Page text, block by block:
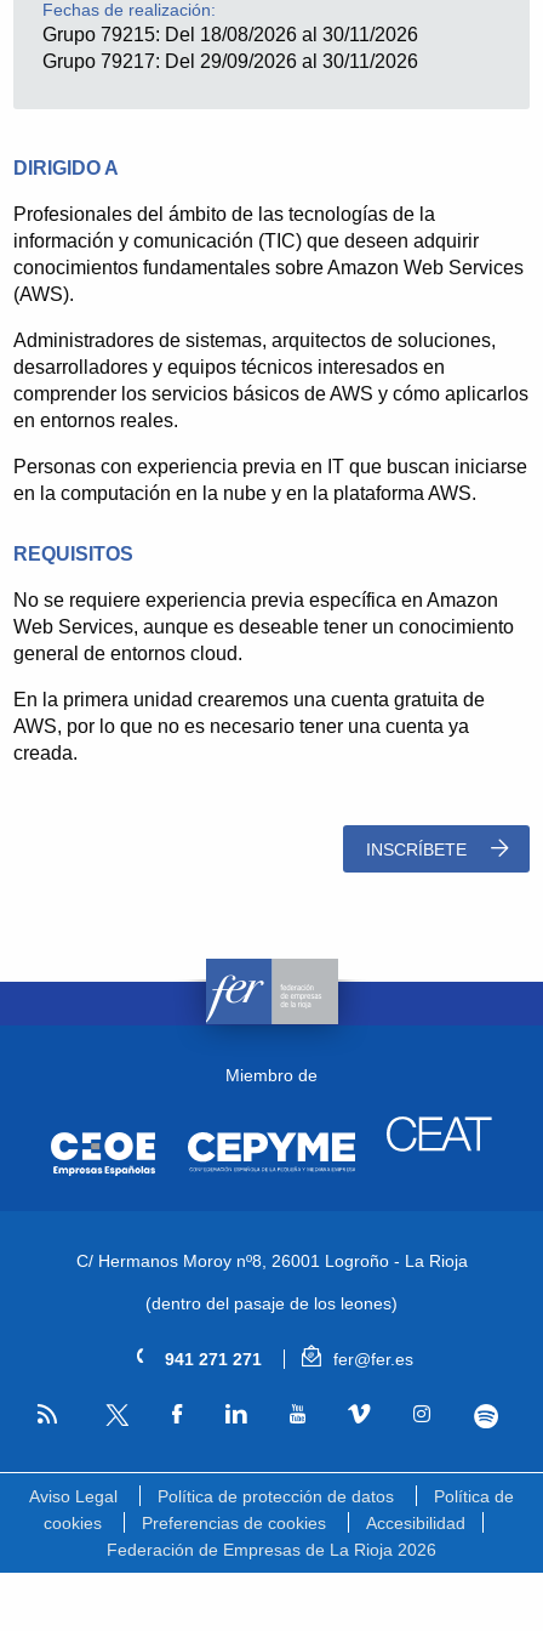
Consultoras de Formación, Organizaciones
empresariales, empresas privadas, etc.
Fechas de realización:
Grupo 79215: Del 18/08/2026 al 30/11/2026
Grupo 79217: Del 29/09/2026 al 30/11/2026
DIRIGIDO A
Profesionales del ámbito de las tecnologías de la
información y comunicación (TIC) que deseen adquirir
conocimientos fundamentales sobre Amazon Web Services
(AWS).
Administradores de sistemas, arquitectos de soluciones,
desarrolladores y equipos técnicos interesados en
comprender los servicios básicos de AWS y cómo aplicarlos
en entornos reales.
Personas con experiencia previa en IT que buscan iniciarse
en la computación en la nube y en la plataforma AWS.
REQUISITOS
No se requiere experiencia previa específica en Amazon
Web Services, aunque es deseable tener un conocimiento
general de entornos cloud.
En la primera unidad crearemos una cuenta gratuita de
AWS, por lo que no es necesario tener una cuenta ya
creada.
INSCRÍBETE
Miembro de
C/ Hermanos Moroy nº8, 26001 Logroño - La Rioja
(dentro del pasaje de los leones)
941 271 271 fer@fer.es
RSS
Aviso Legal Política de protección de datos
Política de
cookies
Preferencias de cookies
Accesibilidad
Federación de Empresas de La Rioja 2026